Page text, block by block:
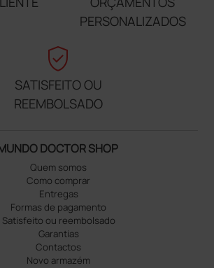
PERSONALIZADOS
verified_user
SATISFEITO OU
REEMBOLSADO
DOCTOR SHOP
Quem somos
Como comprar
Entregas
Formas de pagamento
Satisfeito ou reembolsado
Garantias
Contactos
Novo armazém